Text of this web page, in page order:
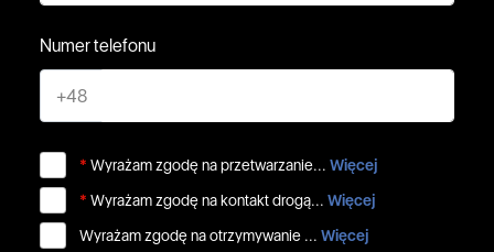
Numer telefonu
+48
* Wyrażam zgodę na przetwarzanie... Więcej
* Wyrażam zgodę na kontakt drogą... Więcej
Wyrażam zgodę na otrzymywanie ... Więcej